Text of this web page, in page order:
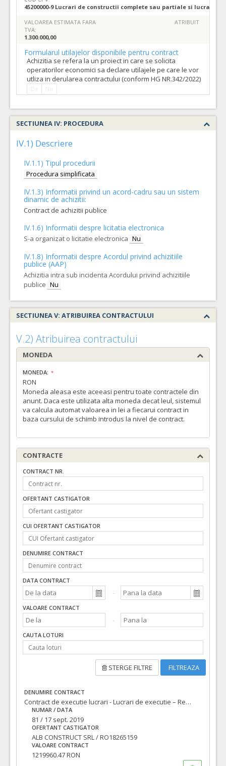
45200000-9 Lucrari de constructii complete sau partiale si lucrari
VALOAREA ESTIMATA FARA
TVA:
1.300.000,00
ATRIBUIT
Formularul utilajelor disponibile pentru contract
Achizitia se refera la un proiect in care se solicita
operatorilor economici sa declare utilajele pe care le vor
utliza in derularea contractului (conform HG NR.342/2022)
SECTIUNEA IV: PROCEDURA
IV.1) Descriere
IV.1.1) Tipul procedurii
Procedura simplificata
IV.1.3) Informatii privind un acord-cadru sau un sistem
dinamic de achizitii:
Contract de achizitii publice
IV.1.6) Informatii despre licitatia electronica
S-a organizat o licitatie electronica Nu
IV.1.8) Informatii despre Acordul privind achizitiile
publice (AAP)
Achizitia intra sub incidenta Acordului privind achizitiile
publice Nu
SECTIUNEA V: ATRIBUIREA CONTRACTULUI
V.2) Atribuirea contractului
MONEDA
MONEDA:
RON
Moneda aleasa este aceeasi pentru toate contractele din
anunt. Daca este utilizata alta moneda decat leul, sistemul
va calcula automat valoarea in lei a fiecarui contract in
baza cursului de schimb introdus la nivel de contract.
CONTRACTE
CONTRACT NR.
OFERTANT CASTIGATOR
CUI OFERTANT CASTIGATOR
DENUMIRE CONTRACT
DATA CONTRACT
VALOARE CONTRACT
CAUTA LOTURI
STERGE FILTRE FILTREAZA
DENUMIRE CONTRACT
Contract de executie lucrari - Lucrari de executie – Reabilitare fatada, recompartimentari interioare, extindere un nivel – Modificare in bloc de locuinte de servici”, situat în Municipiul Oradea, Strada Uzinelor, identificat cu numarul cadastral 157023 si numarul CF 157023", cod unic 24734055/2019/278
NUMAR / DATA
81 / 17 sept. 2019
OFERTANT CASTIGATOR
ALB CONSTRUCT SRL / RO18265159
VALOARE CONTRACT
1219960.47 RON